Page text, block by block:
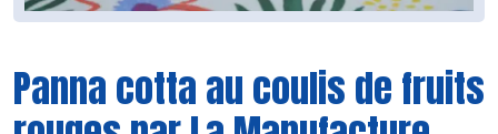
Panna cotta au coulis de fruits